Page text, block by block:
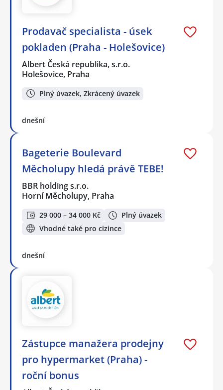
Prodavač specialista - úsek
pokladen (Praha - Holešovice)
Albert Česká republika, s.r.o.
Holešovice, Praha
Plný úvazek, Zkrácený úvazek
dnešní
Bageterie Boulevard
Měcholupy hledá právě TEBE!
BBR holding s.r.o.
Horní Měcholupy, Praha
29 000 – 34 000 Kč
Plný úvazek
Vhodné také pro cizince
dnešní
Zástupce manažera prodejny
pro hypermarket (Praha) -
roční bonus